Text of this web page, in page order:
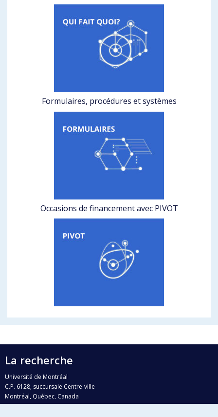
Formulaires, procédures et systèmes
Occasions de financement avec PIVOT
La recherche
Université de Montréal
C.P. 6128, succursale Centre-ville
Montréal, Québec, Canada
H3C 3J7